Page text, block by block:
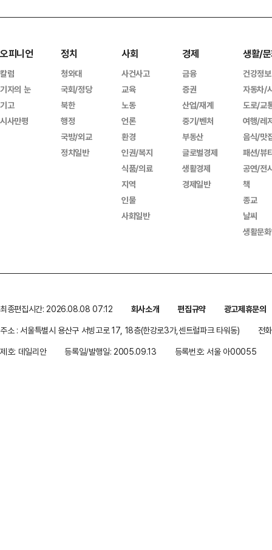
오피니언
칼럼
기자의 눈
기고
시사만평
정치
청와대
국회/정당
북한
행정
국방/외교
정치일반
사회
사건사고
교육
노동
언론
환경
인권/복지
식품/의료
지역
인물
사회일반
경제
금융
증권
산업/재계
중기/벤처
부동산
글로벌경제
생활경제
경제일반
생활/
건강정보
자동차/
도로/교
여행/레
음식/맛
패션/뷰
공연/전
책
종교
날씨
생활문
최종편집시간: 2026.08.08 07:12 회사소개 편집규약
광고제휴문의
주소 : 서울특별시 용산구 서빙고로 17, 18층(한강로3가,센트럴파크 타워동)
전
제호: 데일리안
등록일/발행일: 2005.09.13 등록번호: 서울 아00055